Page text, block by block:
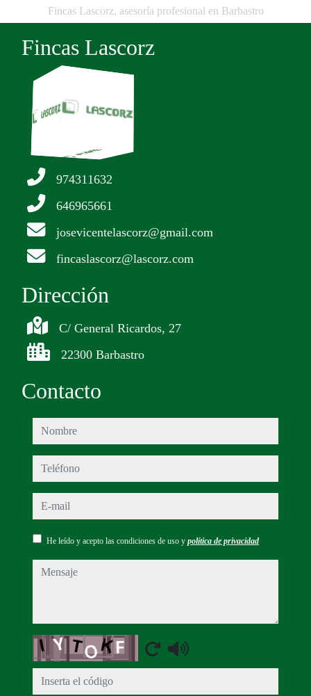
Fincas Lascorz, asesoría profesional en Barbastro
Fincas Lascorz
974311632
646965661
josevicentelascorz@gmail.com
fincaslascorz@lascorz.com
Dirección
C/ General Ricardos, 27
22300 Barbastro
Contacto
nombre
teléfono
e-mail
He leído y acepto las condiciones de uso y política de privacidad
mensaje
Captcha